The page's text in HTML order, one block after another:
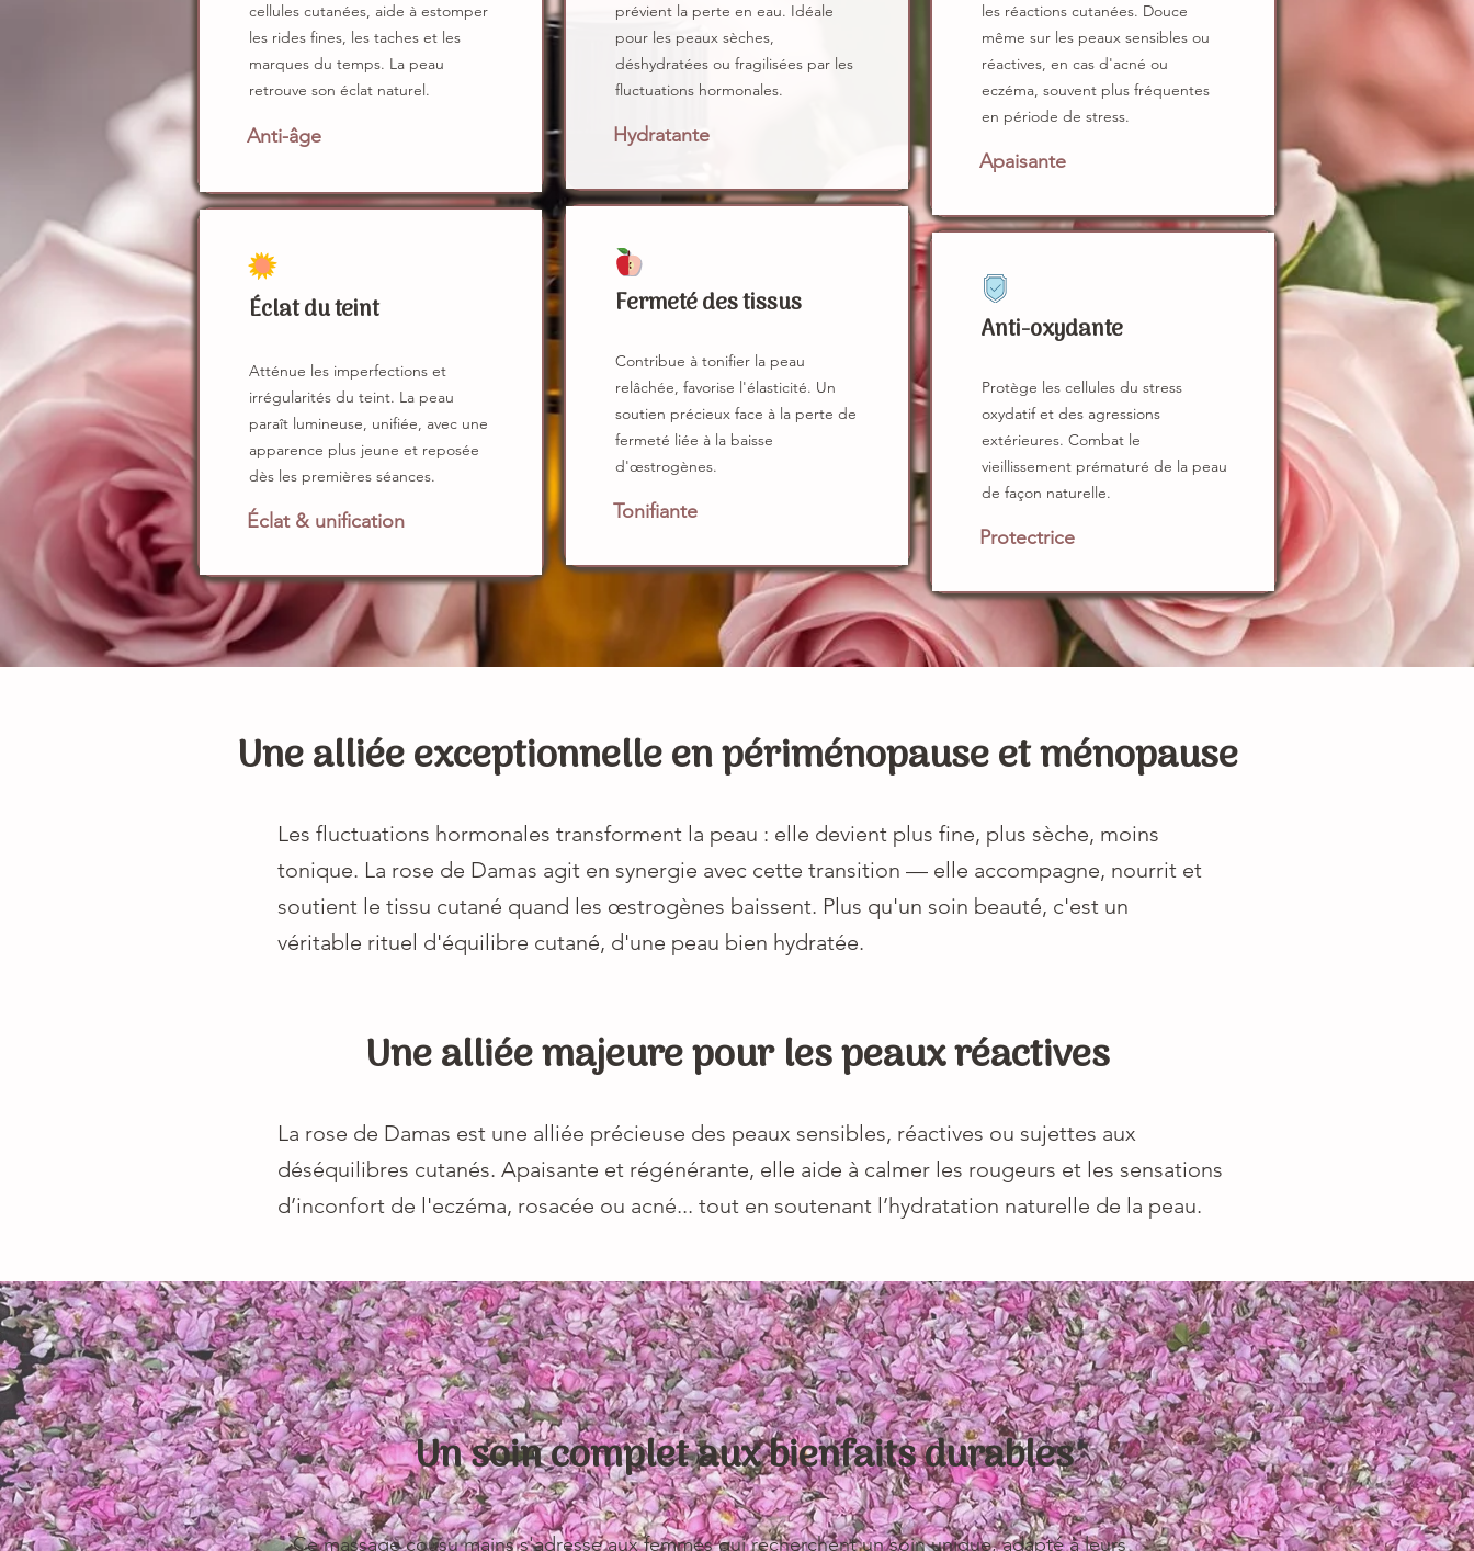
cellules cutanées, aide à estomper
les rides fines, les taches et les
marques du temps. La peau
retrouve son éclat naturel.
Anti-âge
Éclat du teint
Atténue les imperfections et
irrégularités du teint. La peau
paraît lumineuse, unifiée, avec une
apparence plus jeune et reposée
dès les premières séances.
Éclat & unification
prévient la perte en eau. Idéale
pour les peaux sèches,
déshydratées ou fragilisées par les
fluctuations hormonales.
Hydratante
Fermeté des tissus
Contribue à tonifier la peau
relâchée, favorise l'élasticité. Un
soutien précieux face à la perte de
fermeté liée à la baisse
d'œstrogènes.
Tonifiante
les réactions cutanées. Douce
même sur les peaux sensibles ou
réactives, en cas d'acné ou
eczéma, souvent plus fréquentes
en période de stress.
Apaisante
Anti-oxydante
Protège les cellules du stress
oxydatif et des agressions
extérieures. Combat le
vieillissement prématuré de la peau
de façon naturelle.
Protectrice
Une alliée exceptionnelle en périménopause et ménopause
Les fluctuations hormonales transforment la peau : elle devient plus fine, plus sèche, moins
tonique. La rose de Damas agit en synergie avec cette transition — elle accompagne, nourrit et
soutient le tissu cutané quand les œstrogènes baissent. Plus qu'un soin beauté, c'est un
véritable rituel d'équilibre cutané, d'une peau bien hydratée.
Une alliée majeure pour les peaux réactives
La rose de Damas est une alliée précieuse des peaux sensibles, réactives ou sujettes aux
déséquilibres cutanés. Apaisante et régénérante, elle aide à calmer les rougeurs et les sensations
d’inconfort de l'eczéma, rosacée ou acné... tout en soutenant l’hydratation naturelle de la peau.
Un soin complet aux bienfaits durables
Ce massage cousu mains s'adresse aux femmes qui recherchent un soin unique, adapté à leurs